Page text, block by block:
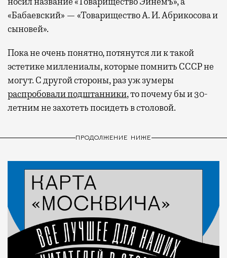
«Бабаевский» — «Товарищество А. И. Абрикосова и
сыновей».
Пока не очень понятно, потянутся ли к такой
эстетике миллениалы, которые помнить СССР не
могут. С другой стороны, раз уж зумеры
распробовали подштанники, то почему бы и 30-
летним не захотеть посидеть в столовой.
ПРОДОЛЖЕНИЕ НИЖЕ